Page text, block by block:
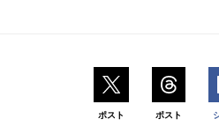
ポスト ポスト